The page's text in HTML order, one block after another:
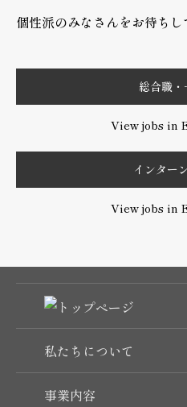
個性派のみなさんをお待ちし
総合職
View jobs in
インター
View jobs in
私たちについて
事業内容